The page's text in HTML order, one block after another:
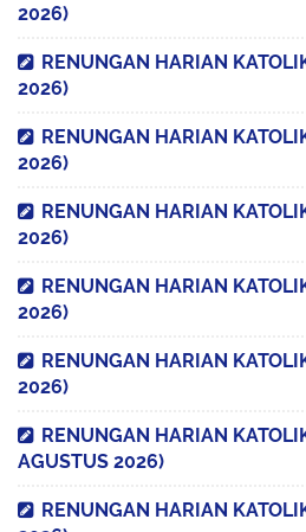
2026)
RENUNGAN HARIAN
2026)
RENUNGAN HARIAN
2026)
RENUNGAN HARIAN
2026)
RENUNGAN HARIAN
2026)
RENUNGAN HARIAN
2026)
RENUNGAN HARIAN
AGUSTUS 2026)
RENUNGAN HARIAN